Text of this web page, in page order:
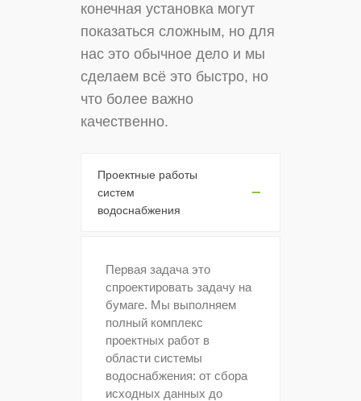
конечная установка могут
показаться сложным, но для
нас это обычное дело и мы
сделаем всё это быстро, но
что более важно
качественно.
Проектные работы
систем
водоснабжения
Первая задача это
спроектировать задачу на
бумаге. Мы выполняем
полный комплекс
проектных работ в
области системы
водоснабжения: от сбора
исходных данных до